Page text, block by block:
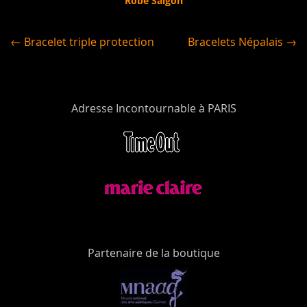
← Bracelet triple protection Bracelets Népalais →
Adresse Incontournable à PARIS
Partenaire de la boutique